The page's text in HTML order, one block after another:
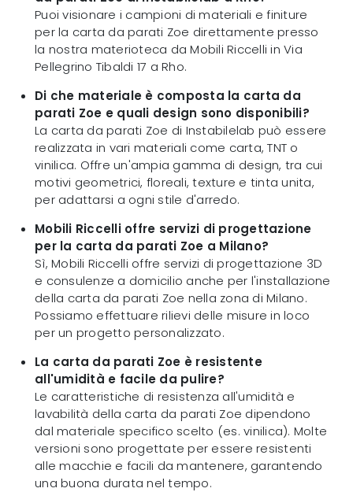
Puoi visionare i campioni di materiali e finiture
per la carta da parati Zoe direttamente presso
la nostra materioteca da Mobili Riccelli in Via
Pellegrino Tibaldi 17 a Rho.
Di che materiale è composta la carta da
parati Zoe e quali design sono disponibili?
La carta da parati Zoe di Instabilelab può essere
realizzata in vari materiali come carta, TNT o
vinilica. Offre un'ampia gamma di design, tra cui
motivi geometrici, floreali, texture e tinta unita,
per adattarsi a ogni stile d'arredo.
Mobili Riccelli offre servizi di progettazione
per la carta da parati Zoe a Milano?
Sì, Mobili Riccelli offre servizi di progettazione 3D
e consulenze a domicilio anche per l'installazione
della carta da parati Zoe nella zona di Milano.
Possiamo effettuare rilievi delle misure in loco
per un progetto personalizzato.
La carta da parati Zoe è resistente
all'umidità e facile da pulire?
Le caratteristiche di resistenza all'umidità e
lavabilità della carta da parati Zoe dipendono
dal materiale specifico scelto (es. vinilica). Molte
versioni sono progettate per essere resistenti
alle macchie e facili da mantenere, garantendo
una buona durata nel tempo.